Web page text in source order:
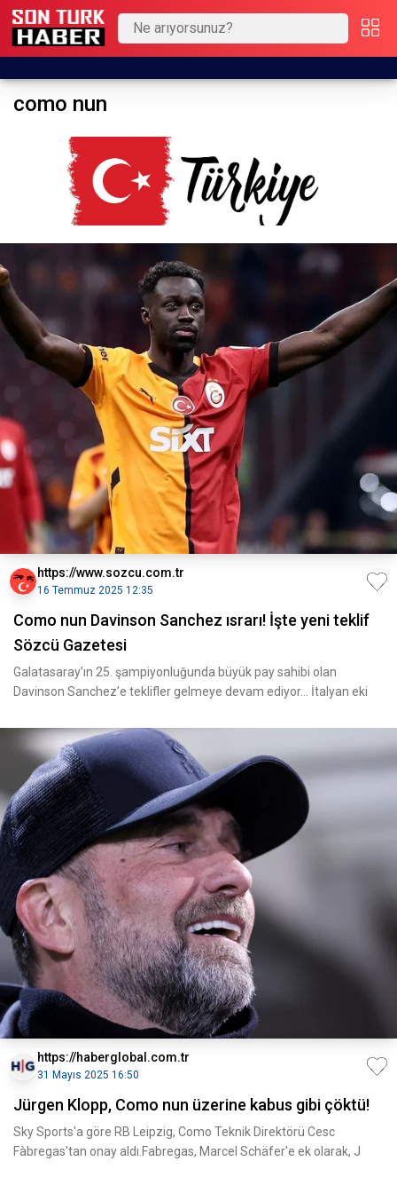
como nun
https://www.sozcu.com.tr
16 Temmuz 2025 12:35
Como nun Davinson Sanchez ısrarı! İşte yeni teklif
Sözcü Gazetesi
Galatasaray’ın 25. şampiyonluğunda büyük pay sahibi olan
Davinson Sanchez’e teklifler gelmeye devam ediyor… İtalyan eki
https://haberglobal.com.tr
31 Mayıs 2025 16:50
Jürgen Klopp, Como nun üzerine kabus gibi çöktü!
Sky Sports'a göre RB Leipzig, Como Teknik Direktörü Cesc
Fàbregas'tan onay aldı.Fabregas, Marcel Schäfer'e ek olarak, J